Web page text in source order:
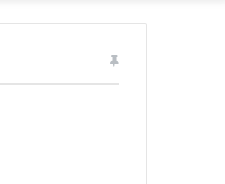
for